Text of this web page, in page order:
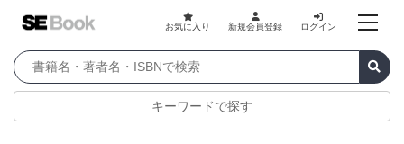
お気に入り 新規会員登録 ログイン
キーワードで探す